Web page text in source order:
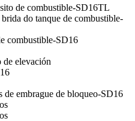
de combustible-SD16TL
do tanque de combustible-
combustible-SD16
elevación
embrague de bloqueo-SD16